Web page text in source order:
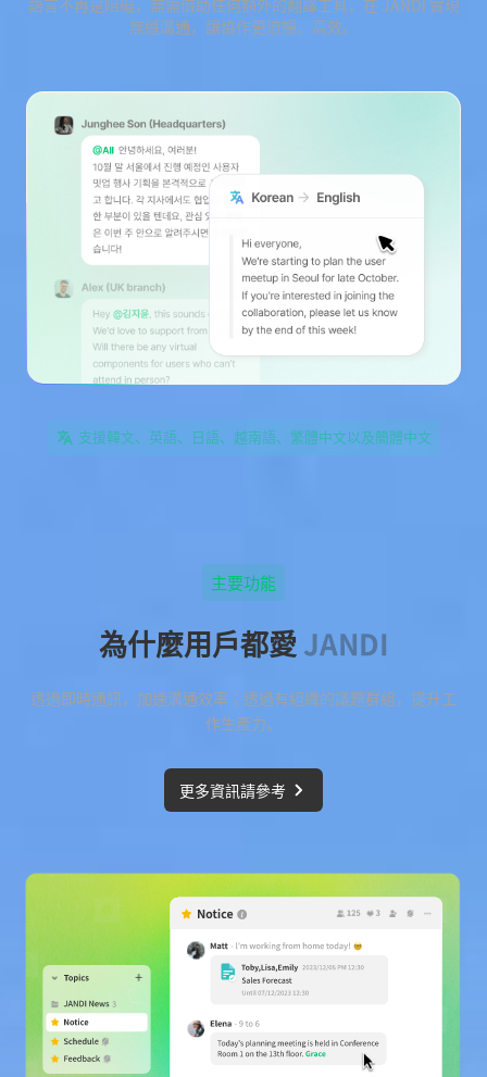
語言不再是阻礙，無需借助任何額外的翻譯工具，在 JANDI 實現
無縫溝通，讓協作更流暢、高效。
支援韓文、英語、日語、越南語、繁體中文以及簡體中文
主要功能
為什麼用戶都愛JANDI
透過即時通訊，加速溝通效率；透過有組織的議題群組，提升工
作生產力。
更多資訊請參考